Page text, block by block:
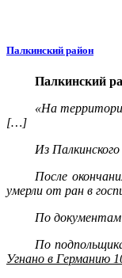
Палкинский район
Палкинский
«На
[…]
Из
После
умерли от ран в
По документам
По
Угнано в Германию